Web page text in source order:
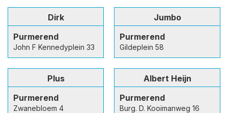
Dirk
Purmerend
John F Kennedyplein 33
Jumbo
Purmerend
Gildeplein 58
Plus
Purmerend
Zwanebloem 4
Albert Heijn
Purmerend
Burg. D. Kooimanweg 16